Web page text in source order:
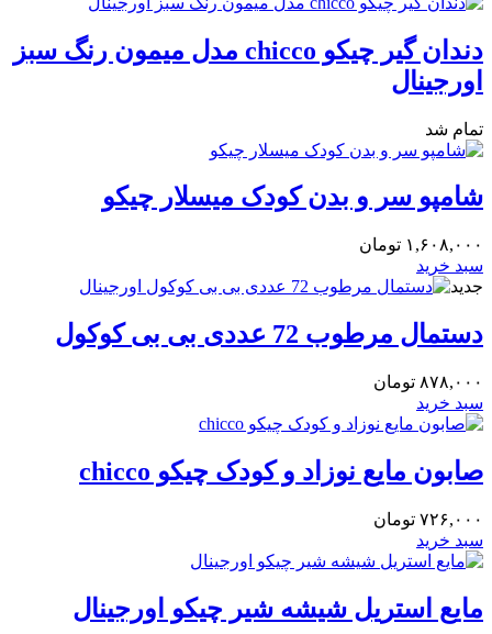
دندان گیر چیکو chicco مدل میمون رنگ سبز
اورجینال
تمام شد
شامپو سر و بدن کودک میسلار چیکو
۱,۶۰۸,۰۰۰ تومان
سبد خرید
جدید
دستمال مرطوب 72 عددی بی بی کوکول
۸۷۸,۰۰۰ تومان
سبد خرید
صابون مایع نوزاد و کودک چیکو chicco
۷۲۶,۰۰۰ تومان
سبد خرید
مایع استریل شیشه شیر چیکو اورجینال